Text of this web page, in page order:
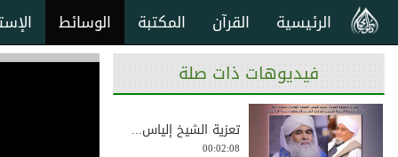
الوسائط المكتبة القرآن الرئيسية
فيديوهات ذات صلة
تعزية الشيخ إلياس...
00:02:08